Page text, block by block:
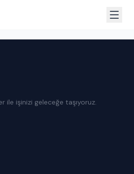
ile işinizi geleceğe taşıyoruz.